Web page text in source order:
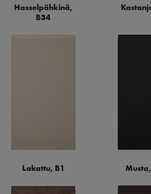
Hasselpähkinä,
B34
Lakattu, B1